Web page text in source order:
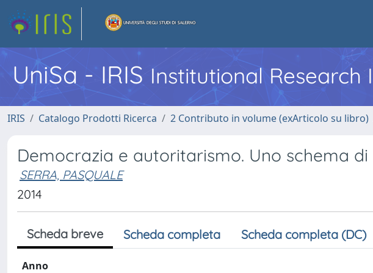
UniSa - IRIS Institutional
IRIS Catalogo Prodotti Ricerca 2 Contributo in volume (exArticolo su libro)
Democrazia e autoritarismo. Uno schema di
SERRA, PASQUALE
2014
Scheda breve Scheda completa Scheda completa (DC)
Anno